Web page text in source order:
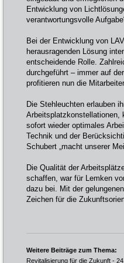
Entwicklung von
verantwortungsvolle
Bei der Entwicklung von
herausragenden Lösung
entscheidende Rolle.
durchgeführt – immer auf
profitieren nun die
Die Stehleuchten erlauben
Arbeitsplatzkonstellationen,
sofort wieder optimales
Technik und der
Schubert „macht unserer
Die Qualität der
schaffen, war für Lemken
dazu bei. Mit der
Zeichen für die
Weitere Beiträge zum Thema:
Revitalisierung für die Zukunft -